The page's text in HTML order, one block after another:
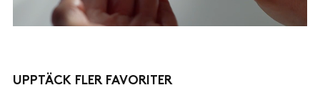
UPPTÄCK FLER FAVORITER